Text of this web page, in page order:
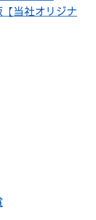
【当社オリジナ